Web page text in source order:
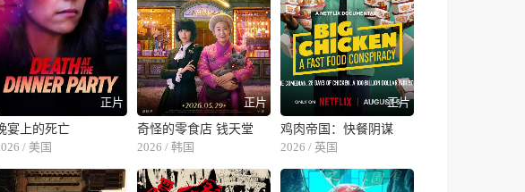
正片
宴上的死亡
/ 美国
正片
奇怪的零食店 钱天堂
2026 / 韩国
正片
鸡肉帝国：快餐阴谋
2026 / 英国